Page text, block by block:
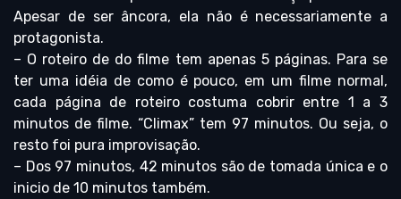
Apesar de ser âncora, ela não é necessariamente a
protagonista.
– O roteiro de do filme tem apenas 5 páginas. Para se
ter uma idéia de como é pouco, em um filme normal,
cada página de roteiro costuma cobrir entre 1 a 3
minutos de filme. “Climax” tem 97 minutos. Ou seja, o
resto foi pura improvisação.
– Dos 97 minutos, 42 minutos são de tomada única e o
inicio de 10 minutos também.